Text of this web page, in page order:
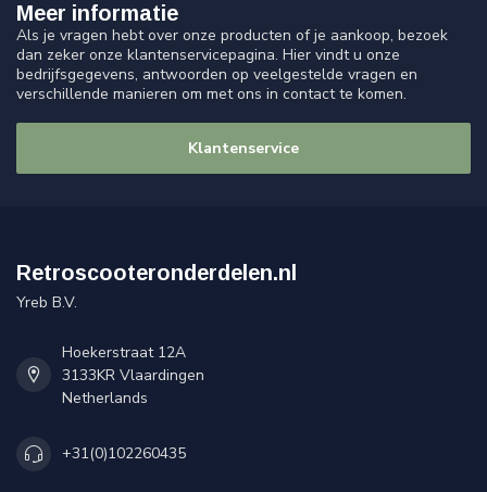
Meer informatie
Als je vragen hebt over onze producten of je aankoop, bezoek
dan zeker onze klantenservicepagina. Hier vindt u onze
bedrijfsgegevens, antwoorden op veelgestelde vragen en
verschillende manieren om met ons in contact te komen.
Klantenservice
Retroscooteronderdelen.nl
Yreb B.V.
Hoekerstraat 12A
3133KR Vlaardingen
Netherlands
+31(0)102260435